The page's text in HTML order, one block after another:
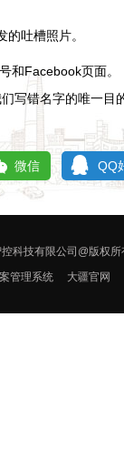
吐槽照片。
和Facebook页面。
写错名字的唯一
微信 QQ
科技有限公司@版权所
管理系统 大疆官网